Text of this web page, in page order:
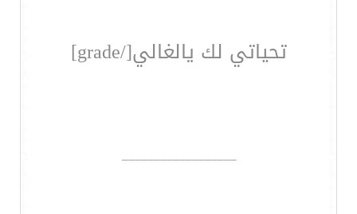
تحياتي لك يالغالي[/grade]
__________________